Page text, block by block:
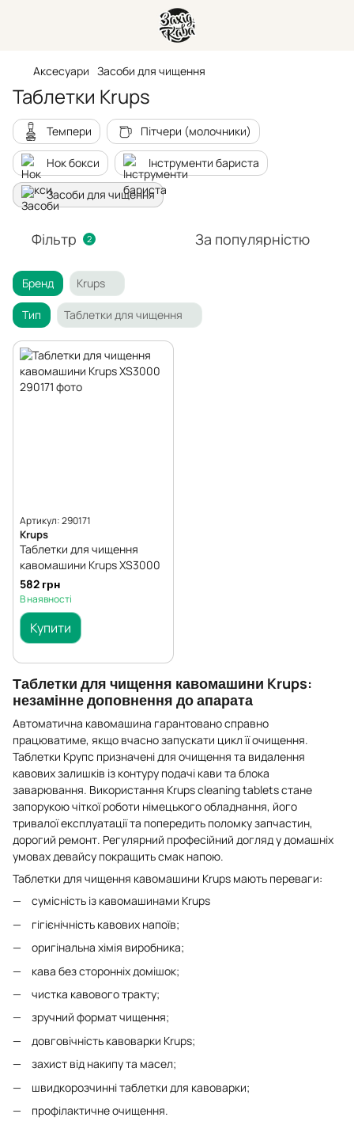
Аксесуари Засоби для чищення
Таблетки Krups
Темпери Пітчери (молочники)
Нок бокси Інструменти бариста
Засоби для чищення
Фільтр 2 За популярністю
Бренд Krups
Тип Таблетки для чищення
Артикул: 290171
Krups
Таблетки для чищення
кавомашини Krups XS3000
582 грн
В наявності
Купити
Таблетки для чищення кавомашини Krups:
незамінне доповнення до апарата
Автоматична кавомашина гарантовано справно
працюватиме, якщо вчасно запускати цикл її очищення.
Таблетки Крупс призначені для очищення та видалення
кавових залишків із контуру подачі кави та блока
заварювання. Використання Krups cleaning tablets стане
запорукою чіткої роботи німецького обладнання, його
тривалої експлуатації та попередить поломку запчастин,
дорогий ремонт. Регулярний професійний догляд у домашніх
умовах девайсу покращить смак напою.
Таблетки для чищення кавомашини Krups мають переваги:
сумісність із кавомашинами Krups
гігієнічність кавових напоїв;
оригінальна хімія виробника;
кава без сторонніх домішок;
чистка кавового тракту;
зручний формат чищення;
довговічність кавоварки Krups;
захист від накипу та масел;
швидкорозчинні таблетки для кавоварки;
профілактичне очищення.